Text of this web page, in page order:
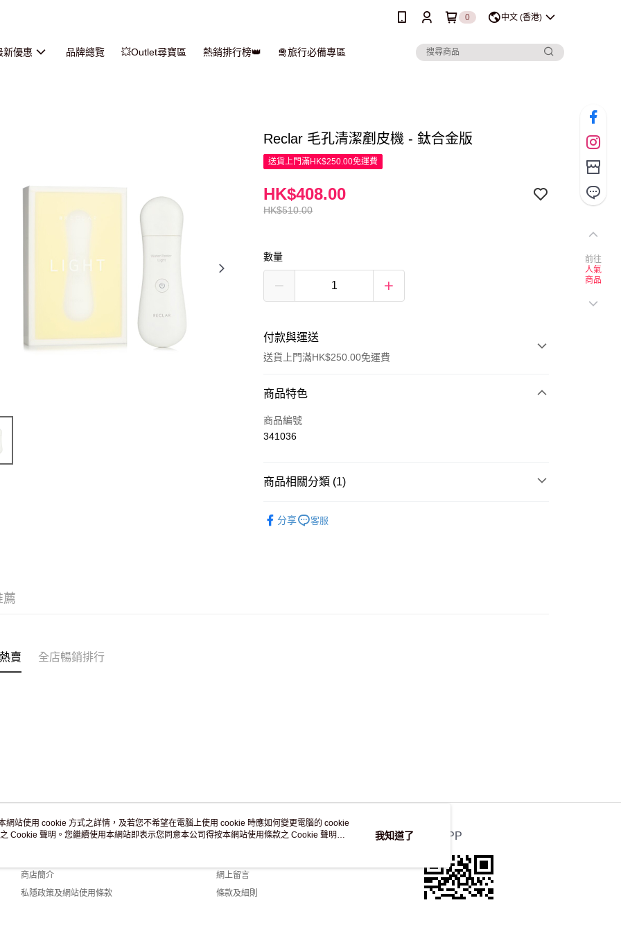
0 中文 (香港)
新優惠 品牌總覽 💥Outlet尋寶區 熱銷排行榜👑 🛅旅行必備專區
Reclar 毛孔清潔剷皮機 - 鈦合金版
送貨上門滿HK$250.00免運費
HK$510.00
HK$408.00
數量
付款與運送
送貨上門滿HK$250.00免運費
付款方式
信用卡
商品特色
商品編號
341036
商品相關分類 (1)
分享
客服
薦
賣 全店暢銷排行
關於我們
商店簡介
私隱政策及網站使用條款
客戶服務
網上留言
條款及細則
官方APP
前往
人氣
商品
網站使用 cookie 方式之詳情，及若您不希望在電腦上使用 cookie 時應如何變更電腦的 cookie
Cookie 聲明。您繼續使用本網站即表示您同意本公司得按本網站使用條款之 Cookie 聲明使
我知道了